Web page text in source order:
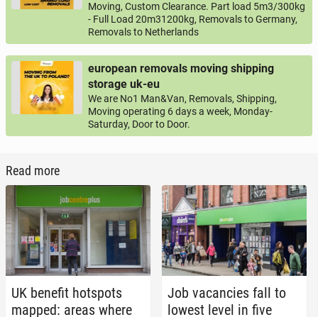
Moving, Custom Clearance. Part load 5m3/300kg
- Full Load 20m31200kg, Removals to Germany,
Removals to Netherlands
european removals moving shipping
storage uk-eu
We are No1 Man&Van, Removals, Shipping,
Moving operating 6 days a week, Monday-
Saturday, Door to Door.
Read more
UK benefit hotspots
mapped: areas where
Job va­can­cies fall to
lowest level in five